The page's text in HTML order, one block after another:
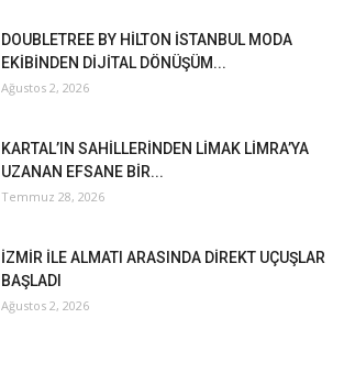
DOUBLETREE BY HİLTON İSTANBUL MODA
EKİBİNDEN DİJİTAL DÖNÜŞÜM...
Ağustos 2, 2026
KARTAL’IN SAHİLLERİNDEN LİMAK LİMRA’YA
UZANAN EFSANE BİR...
Temmuz 28, 2026
İZMİR İLE ALMATI ARASINDA DİREKT UÇUŞLAR
BAŞLADI
Ağustos 2, 2026